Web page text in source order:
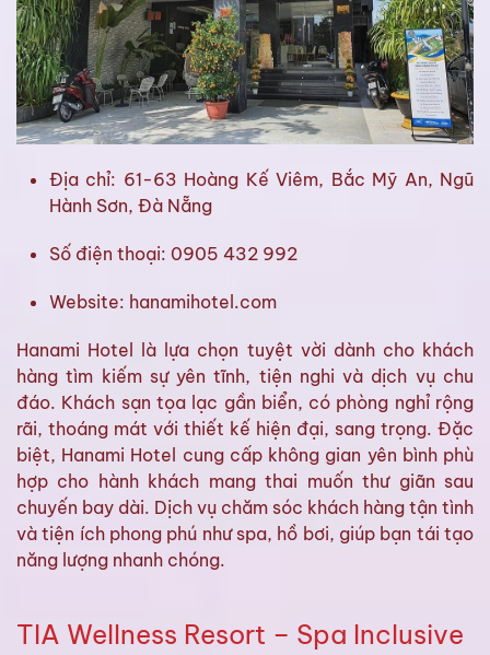
Địa chỉ: 61-63 Hoàng Kế Viêm, Bắc Mỹ An, Ngũ
Hành Sơn, Đà Nẵng
Số điện thoại: 0905 432 992
Website: hanamihotel.com
Hanami Hotel là lựa chọn tuyệt vời dành cho khách
hàng tìm kiếm sự yên tĩnh, tiện nghi và dịch vụ chu
đáo. Khách sạn tọa lạc gần biển, có phòng nghỉ rộng
rãi, thoáng mát với thiết kế hiện đại, sang trọng. Đặc
biệt, Hanami Hotel cung cấp không gian yên bình phù
hợp cho hành khách mang thai muốn thư giãn sau
chuyến bay dài. Dịch vụ chăm sóc khách hàng tận tình
và tiện ích phong phú như spa, hồ bơi, giúp bạn tái tạo
năng lượng nhanh chóng.
TIA Wellness Resort – Spa Inclusive